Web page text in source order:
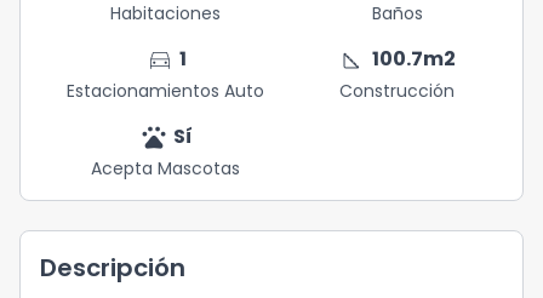
Habitaciones Baños
directions_car 1
Estacionamientos Auto
square_foot 100.7m2
Construcción
pets Sí
Acepta Mascotas
Descripción